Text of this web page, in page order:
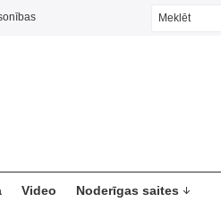
Video Noderīgas saites